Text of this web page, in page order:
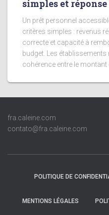
simples et
Un prêt personnel
critères simples : revenus
correcte et capacité à
budget. Les
cohérence entre le montant
fra.caleine.com
contato@fra.caleine.com
POLITIQUE DE
MENTIONS LÉGALES